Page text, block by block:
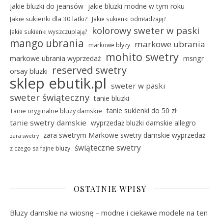
jakie bluzki do jeansów jakie bluzki modne w tym roku
Jakie sukienki dla 30 latki?
Jakie sukienki odmładzają?
Jakie sukienki wyszczuplają?
kolorowy sweter w paski
mango ubrania markowe blyzy markowe ubrania
markowe ubrania wyprzedaż mohito swetry msngr
orsay bluzki
reserved swetry
sklep ebutik.pl sweter w paski
sweter świąteczny tanie bluzki
Tanie oryginalne bluzy damskie tanie sukienki do 50 zł
tanie swetry damskie wyprzedaż bluzki damskie allegro
zara swetry zara swetrym Markowe swetry damskie wyprzedaż
z czego sa fajne bluzy świąteczne swetry
OSTATNIE WPISY
Bluzy damskie na wiosnę – modne i ciekawe modele na ten